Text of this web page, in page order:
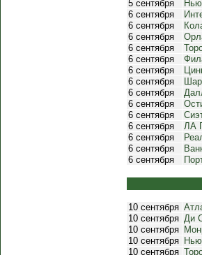
5 сентября
6 сентября
6 сентября
6 сентября
6 сентября
6 сентября
6 сентября
6 сентября
6 сентября
6 сентября
6 сентября
6 сентября
ЛА
6 сентября
6 сентября
6 сентября
10 сентября
10 сентября Ди
10 сентября
10 сентября
10 сентября